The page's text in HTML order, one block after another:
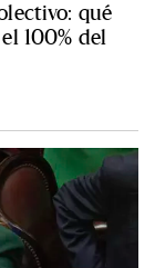
qué
100% del